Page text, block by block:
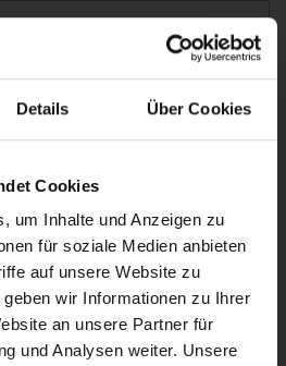
Details Über Cookies
Cookies
um Inhalte und Anzeigen zu
für soziale Medien anbieten
auf unsere Website zu
wir Informationen zu Ihrer
an unsere Partner für
und Analysen weiter. Unsere
oder Fragen